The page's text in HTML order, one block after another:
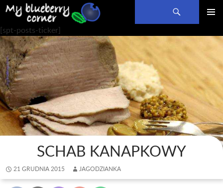
Szukaj
PRZEJDŹ
DO
TREŚCI
[spt-posts-ticker]
SCHAB KANAPKOWY
21 GRUDNIA 2015 JAGODZIANKA